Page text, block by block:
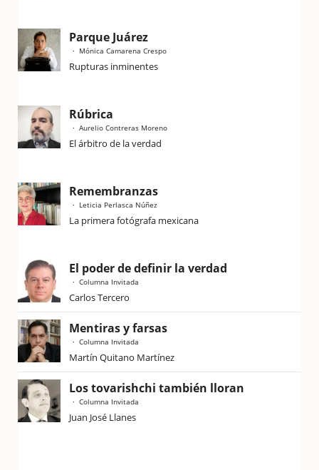
Parque Juárez
Mónica Camarena Crespo
Rupturas inminentes
Rúbrica
Aurelio Contreras Moreno
El árbitro de la verdad
Remembranzas
Leticia Perlasca Núñez
La primera fotógrafa mexicana
El poder de definir la verdad
Columna Invitada
Carlos Tercero
Mentiras y farsas
Columna Invitada
Martín Quitano Martínez
Los tovarishchi también lloran
Columna Invitada
Juan José Llanes